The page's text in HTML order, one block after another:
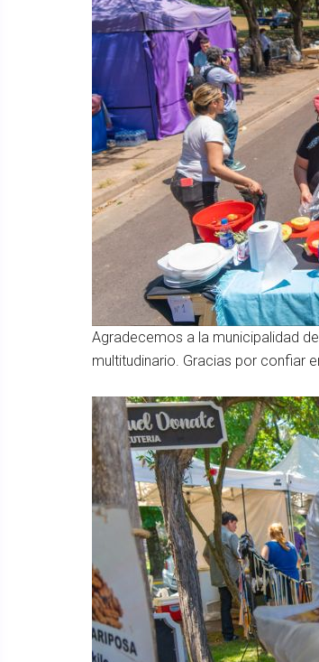
Agradecemos a la municipalidad
multitudinario. Gracias por confiar